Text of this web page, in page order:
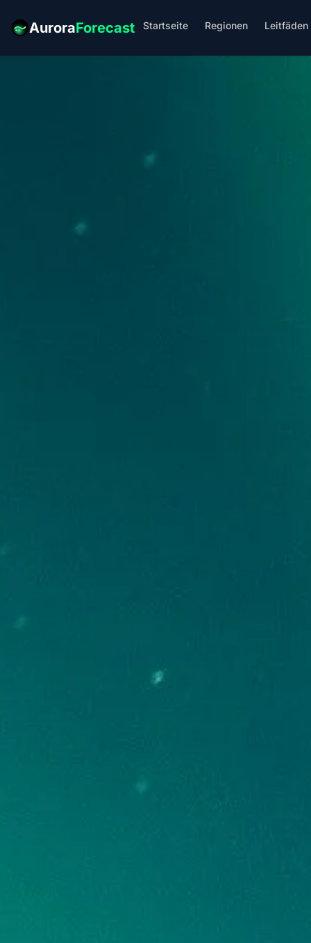
AuroraForecast Startseite Regionen Leitfäden